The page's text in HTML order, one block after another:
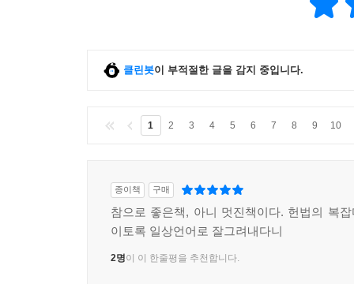
클린봇이 부적절한 글을 감지 중입니다.
1 2 3 4 5 6 7 8 9 10
종이책 구매
참으로 좋은책, 아니 멋진책이다. 헌법의 복
이토록 일상언어로 잘그려내다니
2명이 이 한줄평을 추천합니다.